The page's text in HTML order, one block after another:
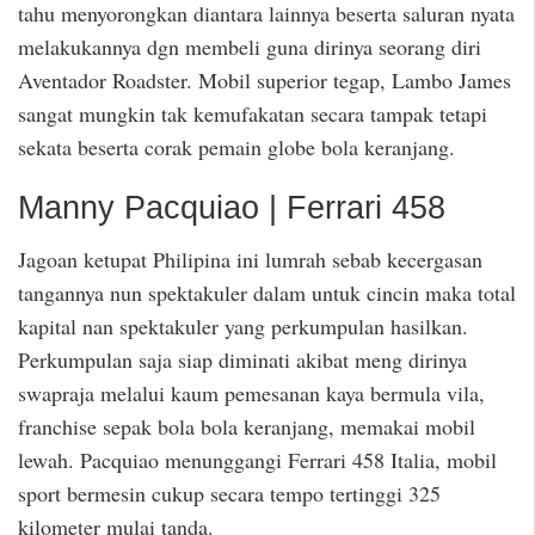
tahu menyorongkan diantara lainnya beserta saluran nyata
melakukannya dgn membeli guna dirinya seorang diri
Aventador Roadster. Mobil superior tegap, Lambo James
sangat mungkin tak kemufakatan secara tampak tetapi
sekata beserta corak pemain globe bola keranjang.
Manny Pacquiao | Ferrari 458
Jagoan ketupat Philipina ini lumrah sebab kecergasan
tangannya nun spektakuler dalam untuk cincin maka total
kapital nan spektakuler yang perkumpulan hasilkan.
Perkumpulan saja siap diminati akibat meng dirinya
swapraja melalui kaum pemesanan kaya bermula vila,
franchise sepak bola bola keranjang, memakai mobil
lewah. Pacquiao menunggangi Ferrari 458 Italia, mobil
sport bermesin cukup secara tempo tertinggi 325
kilometer mulai tanda.